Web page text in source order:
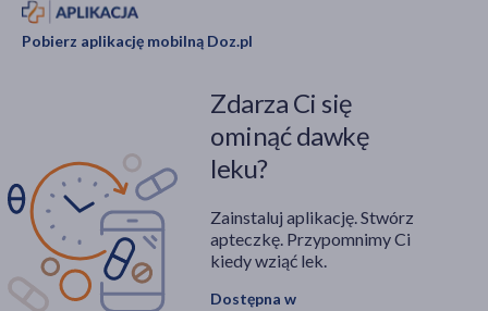
Pobierz aplikację mobilną Doz.pl
Zdarza Ci się
ominąć dawkę
leku?
Zainstaluj aplikację. Stwórz
apteczkę. Przypomnimy Ci
kiedy wziąć lek.
Dostępna w